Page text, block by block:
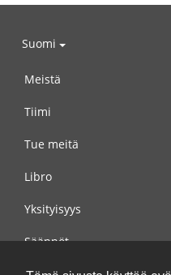
Suomi
Meistä
Tiimi
Tue meitä
Libro
Yksityisyys
Säännöt